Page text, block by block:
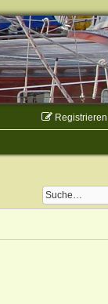
Registrieren